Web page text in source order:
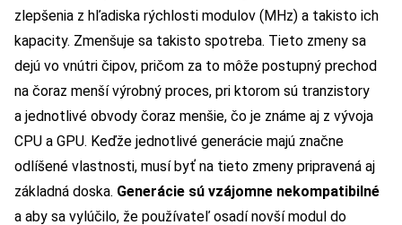
zlepšenia z hľadiska rýchlosti modulov (MHz) a takisto ich
kapacity. Zmenšuje sa takisto spotreba. Tieto zmeny sa
dejú vo vnútri čipov, pričom za to môže postupný prechod
na čoraz menší výrobný proces, pri ktorom sú tranzistory
a jednotlivé obvody čoraz menšie, čo je známe aj z vývoja
CPU a GPU. Keďže jednotlivé generácie majú značne
odlíšené vlastnosti, musí byť na tieto zmeny pripravená aj
základná doska. Generácie sú vzájomne nekompatibilné
a aby sa vylúčilo, že používateľ osadí novší modul do